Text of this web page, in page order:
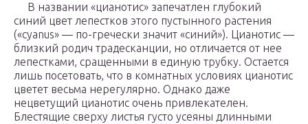
В названии «цианотис» запечатлен глубокий
синий цвет лепестков этого пустынного растения
(«cyanus» — по-гречески значит «синий»). Цианотис —
близкий родич традесканции, но отличается от нее
лепестками, сращенными в единую трубку. Остается
лишь посетовать, что в комнатных условиях цианотис
цветет весьма нерегулярно. Однако даже
нецветущий цианотис очень привлекателен.
Блестящие сверху листья густо усеяны длинными